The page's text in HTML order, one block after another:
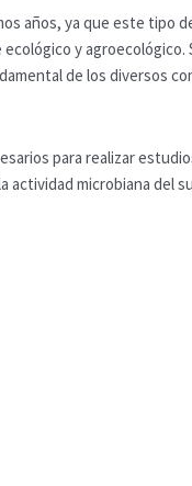
años, ya que este tipo
y
de los diversos
para realizar
actividad microbiana del